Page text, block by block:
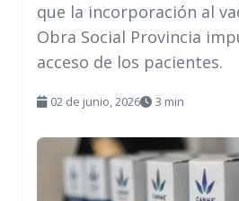
que la incorporación al
Obra Social Provincia
acceso de los pacientes.
02 de junio, 2026 3 min